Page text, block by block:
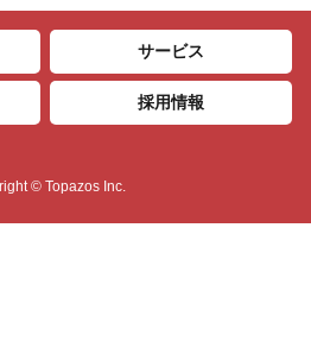
サービス
採用情報
© Topazos Inc.